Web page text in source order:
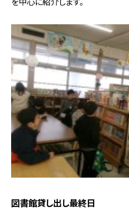
図書館貸し出し最終日